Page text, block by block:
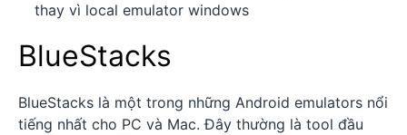
thay vì local emulator windows
BlueStacks
BlueStacks là một trong những Android emulators nổi
tiếng nhất cho PC và Mac. Đây thường là tool đầu